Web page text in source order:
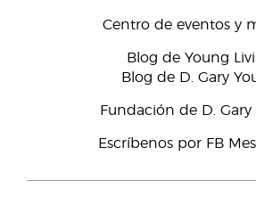
Centro de eventos y
Blog de Young
Blog de D. Gary
Fundación de D. Gary
Escríbenos por FB